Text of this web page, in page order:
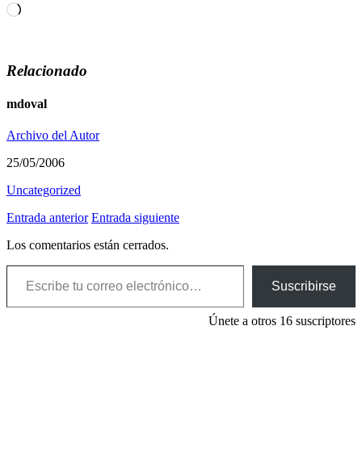
Cargando...
Relacionado
mdoval
Archivo del Autor
25/05/2006
Uncategorized
Entrada anterior Entrada siguiente
Los comentarios están cerrados.
Escribe tu correo electrónico…
Suscribirse
Únete a otros 16 suscriptores